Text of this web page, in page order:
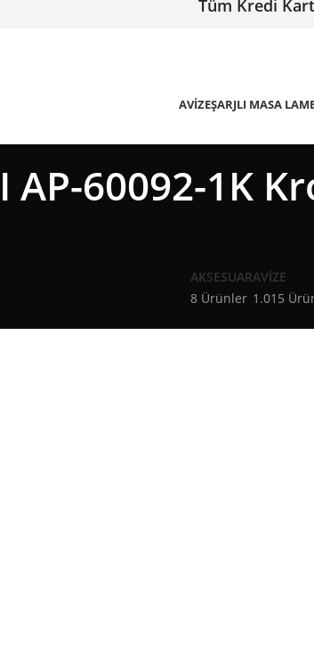
Tüm Kredi
AVIZEŞARJLI MASA
AP-60092-1K
AKSESUAR
8 Ürünler
AVIZE
1.015